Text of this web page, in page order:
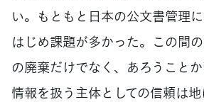
い。もともと日本の公文書管理
はじめ課題が多かった。この間
の廃棄だけでなく、あろうことか
情報を扱う主体としての信頼は地